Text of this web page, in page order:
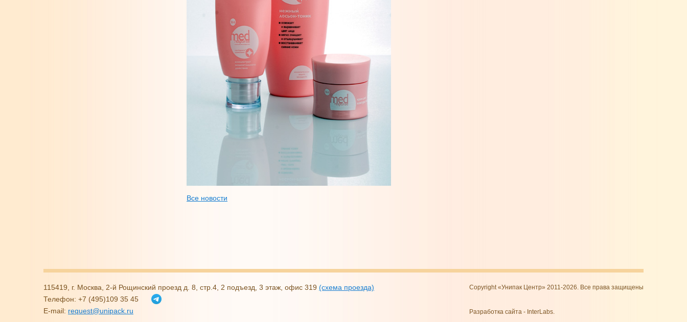
Все новости
115419, г. Москва, 2-й Рощинский проезд д. 8, стр.4, 2 подъезд, 3 этаж, офис 319 (схема проезда)
Телефон: +7 (495)109 35 45
E-mail: request@unipack.ru
Copyright «Унипак Центр» 2011-2026. Все права защищены
Разработка сайта - InterLabs.